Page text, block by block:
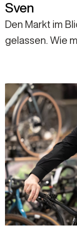
Sven
Den Markt im
gelassen. Wie